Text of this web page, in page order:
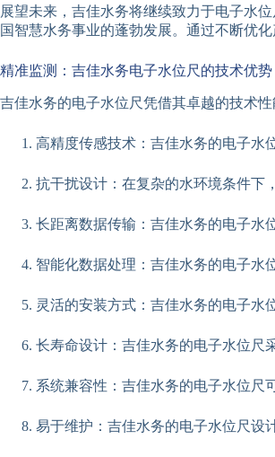
展望未来，吉佳水务将继续致力于电子水
国智慧水务事业的蓬勃发展。通过不断优
精准监测：吉佳水务电子水位尺的技术优势
吉佳水务的电子水位尺凭借其卓越的技术
高精度传感技术：吉佳水务的电子水
抗干扰设计：在复杂的水环境条件下
长距离数据传输：吉佳水务的电子水
智能化数据处理：吉佳水务的电子水
灵活的安装方式：吉佳水务的电子水
长寿命设计：吉佳水务的电子水位尺
系统兼容性：吉佳水务的电子水位尺
易于维护：吉佳水务的电子水位尺设